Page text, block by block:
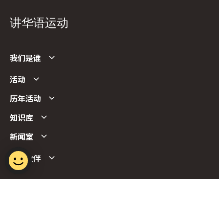
讲华语运动
我们是谁
活动
历年活动
知识库
新闻室
合作伙伴